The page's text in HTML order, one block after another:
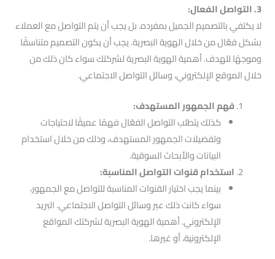
3. التواصل الفعال:
لا يكتفي بالتصميم الجميل بمفرده. بل يجب أن يتم التواصل مع العملاء
بشكل فعّال من خلال الهوية البصرية. يجب أن يكون التصميم متناسقًا
وموجهًا للهدف. أهمية الهوية البصرية لشركتك سواء كان ذلك من
خلال الموقع الإلكتروني، وسائل التواصل الاجتماعي.
فهم الجمهور المستهدف:
كذلك يتطلب التواصل الفعّال فهمًا عميقًا لاحتياجات
وتفضيلات الجمهور المستهدف، وذلك من خلال استخدام
البيانات والأبحاث السوقية.
استخدام قنوات التواصل المناسبة:
بينما يجب اختيار القنوات المناسبة للتواصل مع الجمهور،
سواء كانت ذلك عبر وسائل التواصل الاجتماعي. البريد
الإلكتروني. أهمية الهوية البصرية لشركتك المواقع
الإلكترونية، أو غيرها.